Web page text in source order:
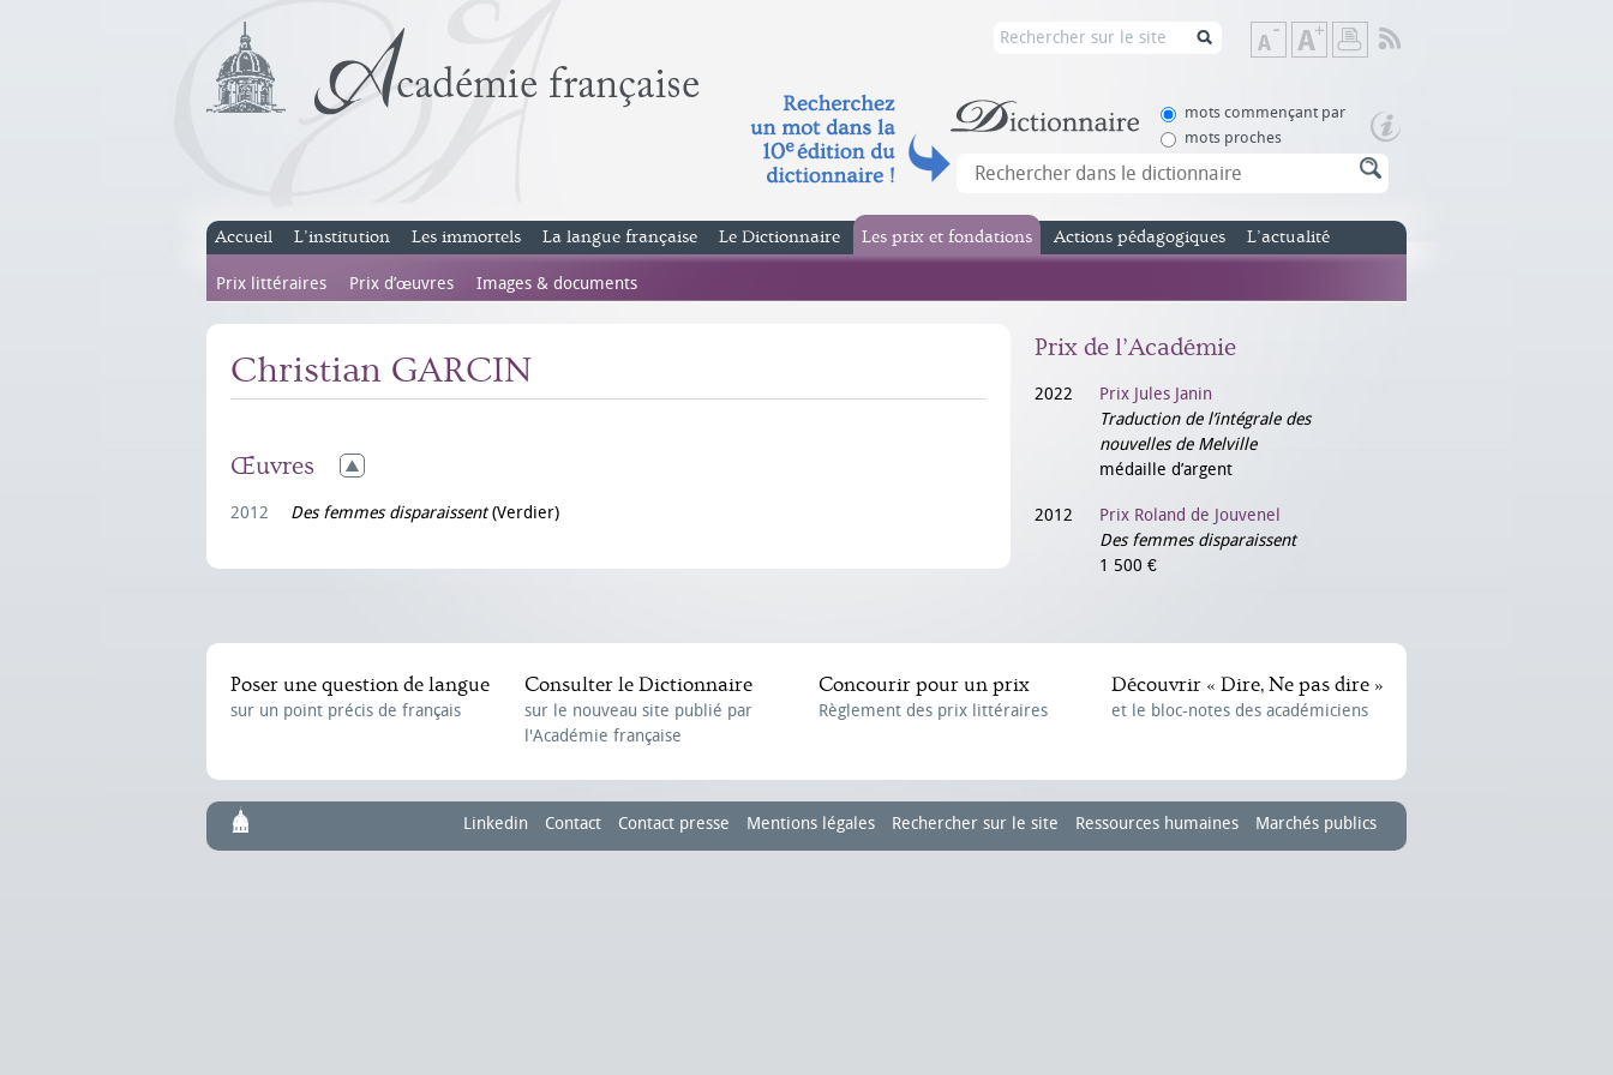
Diminuer
la
de
Augmenter
la
de
mots commençant par
mots proches
Accueil L’institution Les immortels La langue française Le Dictionnaire Les prix et fondations
Prix littéraires Prix d’œuvres Images & documents
Actions pédagogiques L’actualité
Christian GARCIN
Œuvres
2012 Des femmes disparaissent(Verdier)
Prix de l’Académie
2022
Prix Jules Janin
Traduction de l’intégrale des
nouvelles de Melville
médaille d’argent
2012
Prix Roland de Jouvenel
Des femmes disparaissent
1 500 €
Poser une question de langue
sur un point précis de français
Consulter le Dictionnaire
sur le nouveau site publié par
l'Académie française
Concourir pour un prix
Règlement des prix littéraires
Découvrir « Dire, Ne pas dire »
et le bloc-notes des académiciens
Linkedin Contact Contact presse Mentions légales Rechercher sur le site Ressources humaines Marchés publics